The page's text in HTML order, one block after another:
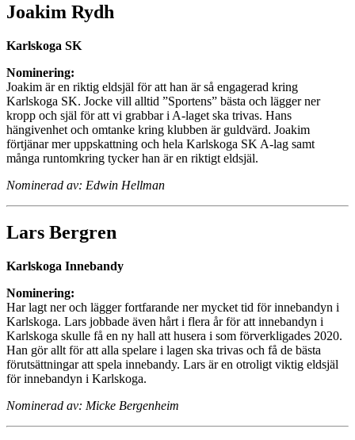
Joakim Rydh
Karlskoga SK
Nominering:
Joakim är en riktig eldsjäl för att han är så engagerad kring
Karlskoga SK. Jocke vill alltid ”Sportens” bästa och lägger ner
kropp och själ för att vi grabbar i A-laget ska trivas. Hans
hängivenhet och omtanke kring klubben är guldvärd. Joakim
förtjänar mer uppskattning och hela Karlskoga SK A-lag samt
många runtomkring tycker han är en riktigt eldsjäl.
Nominerad av: Edwin Hellman
Lars Bergren
Karlskoga Innebandy
Nominering:
Har lagt ner och lägger fortfarande ner mycket tid för innebandyn i
Karlskoga. Lars jobbade även hårt i flera år för att innebandyn i
Karlskoga skulle få en ny hall att husera i som förverkligades 2020.
Han gör allt för att alla spelare i lagen ska trivas och få de bästa
förutsättningar att spela innebandy. Lars är en otroligt viktig eldsjäl
för innebandyn i Karlskoga.
Nominerad av: Micke Bergenheim